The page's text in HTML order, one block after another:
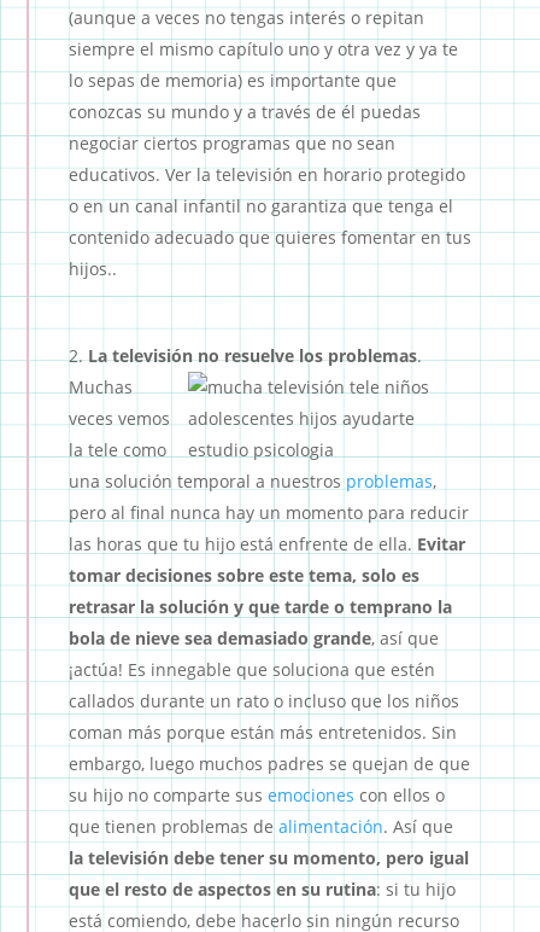
(aunque a veces no tengas interés o repitan
siempre el mismo capítulo uno y otra vez y ya te
lo sepas de memoria) es importante que
conozcas su mundo y a través de él puedas
negociar ciertos programas que no sean
educativos. Ver la televisión en horario protegido
o en un canal infantil no garantiza que tenga el
contenido adecuado que quieres fomentar en tus
hijos..
La televisión no resuelve los problemas.
Muchas
veces vemos
la tele como
una solución temporal a nuestros problemas,
pero al final nunca hay un momento para reducir
las horas que tu hijo está enfrente de ella. Evitar
tomar decisiones sobre este tema, solo es
retrasar la solución y que tarde o temprano la
bola de nieve sea demasiado grande, así que
¡actúa! Es innegable que soluciona que estén
callados durante un rato o incluso que los niños
coman más porque están más entretenidos. Sin
embargo, luego muchos padres se quejan de que
su hijo no comparte sus emociones con ellos o
que tienen problemas de alimentación. Así que
la televisión debe tener su momento, pero igual
que el resto de aspectos en su rutina: si tu hijo
está comiendo, debe hacerlo sin ningún recurso